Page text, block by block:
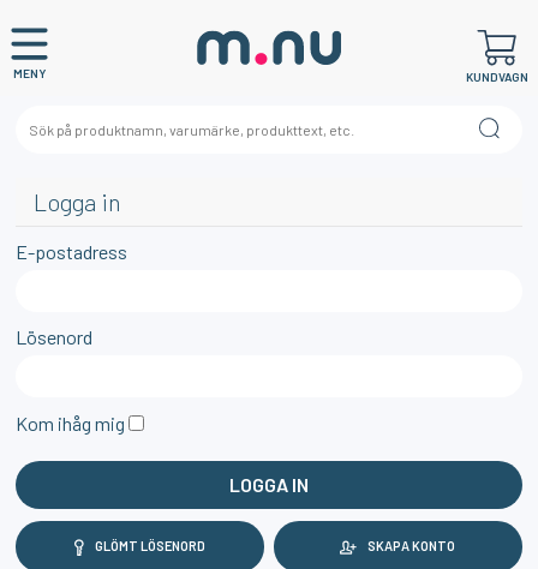
MENY KUNDVAGN
Logga in
E-postadress
Lösenord
Kom ihåg mig
GLÖMT LÖSENORD SKAPA KONTO